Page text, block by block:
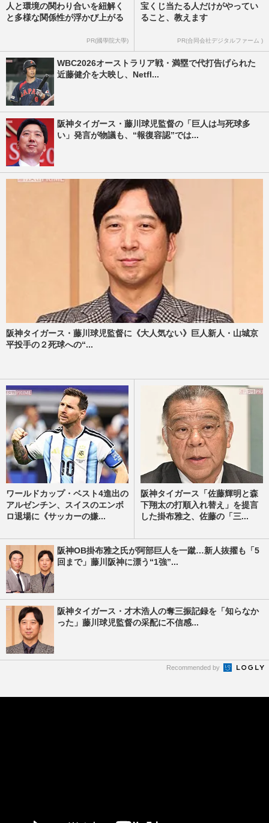
人と環境の関わり合いを紐解く
と多様な関係性が浮かび上がる
PR(國學院大學)
宝くじ当たる人だけがやってい
ること、教えます
PR(合同会社デジタルファーム )
WBC2026オーストラリア戦・満塁で代打告げられた
近藤健介を大映し、Netfl...
阪神タイガース・藤川球児監督の「巨人は与死球多
い」発言が物議も、“報復容認”では...
阪神タイガース・藤川球児監督に《大人気ない》巨人新人・山城京
平投手の２死球への“...
ワールドカップ・ベスト4進出の
アルゼンチン、スイスのエンボ
ロ退場に《サッカーの嫌...
阪神タイガース「佐藤輝明と森
下翔太の打順入れ替え」を提言
した掛布雅之、佐藤の「三...
阪神OB掛布雅之氏が阿部巨人を一蹴…新人抜擢も「5
回まで」藤川阪神に漂う“1強”...
阪神タイガース・才木浩人の奪三振記録を「知らなか
った」藤川球児監督の采配に不信感...
Recommended by